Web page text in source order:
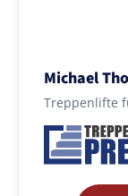
Michael
Treppenlifte